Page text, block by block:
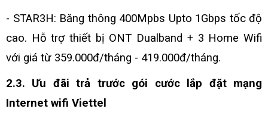
- STAR3H: Băng thông 400Mpbs Upto 1Gbps tốc độ
cao. Hỗ trợ thiết bị ONT Dualband + 3 Home Wifi
với giá từ 359.000đ/tháng - 419.000đ/tháng.
2.3. Ưu đãi trả trước gói cước lắp đặt mạng
Internet wifi Viettel